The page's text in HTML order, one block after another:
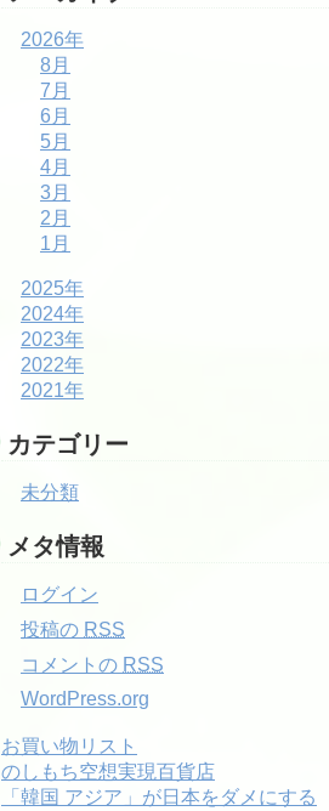
2026年
8月
7月
6月
5月
4月
3月
2月
1月
2025年
2024年
2023年
2022年
2021年
カテゴリー
未分類
メタ情報
ログイン
投稿の RSS
コメントの RSS
WordPress.org
お買い物リスト
のしもち空想実現百貨店
「韓国 アジア」が日本をダメにする